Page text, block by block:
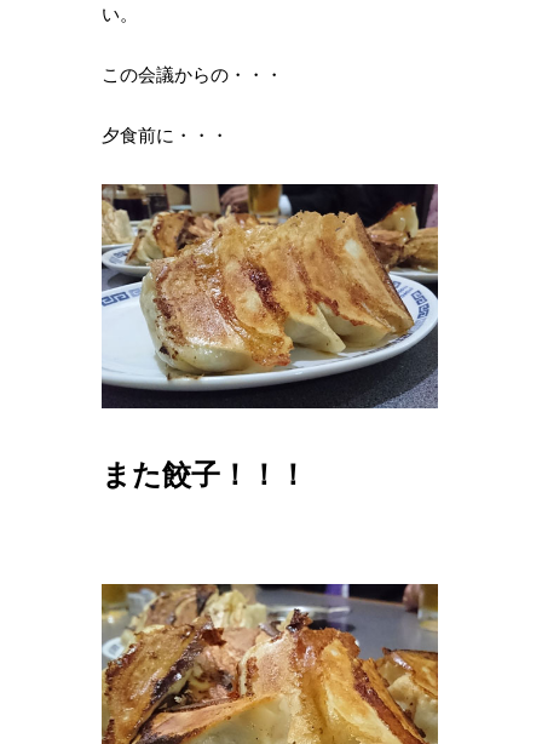
い。
この会議からの・・・
夕食前に・・・
また餃子！！！